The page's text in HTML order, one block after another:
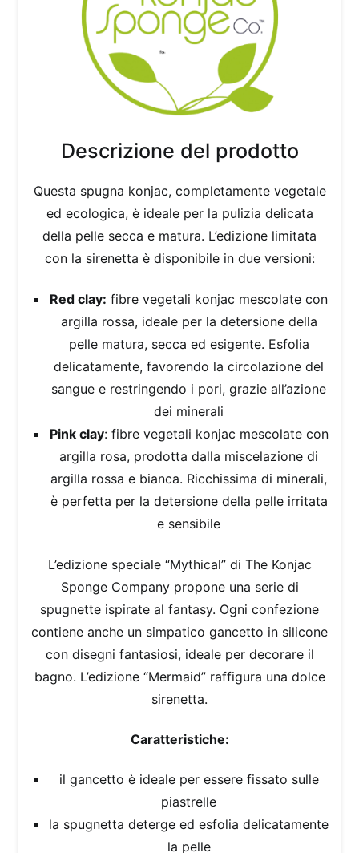
Descrizione del prodotto
Questa spugna konjac, completamente vegetale
ed ecologica, è ideale per la pulizia delicata
della pelle secca e matura. L’edizione limitata
con la sirenetta è disponibile in due versioni:
Red clay: fibre vegetali konjac mescolate con
argilla rossa, ideale per la detersione della
pelle matura, secca ed esigente. Esfolia
delicatamente, favorendo la circolazione del
sangue e restringendo i pori, grazie all’azione
dei minerali
Pink clay: fibre vegetali konjac mescolate con
argilla rosa, prodotta dalla miscelazione di
argilla rossa e bianca. Ricchissima di minerali,
è perfetta per la detersione della pelle irritata
e sensibile
L’edizione speciale “Mythical” di The Konjac
Sponge Company propone una serie di
spugnette ispirate al fantasy. Ogni confezione
contiene anche un simpatico gancetto in silicone
con disegni fantasiosi, ideale per decorare il
bagno. L’edizione “Mermaid” raffigura una dolce
sirenetta.
Caratteristiche:
il gancetto è ideale per essere fissato sulle
piastrelle
la spugnetta deterge ed esfolia delicatamente
la pelle